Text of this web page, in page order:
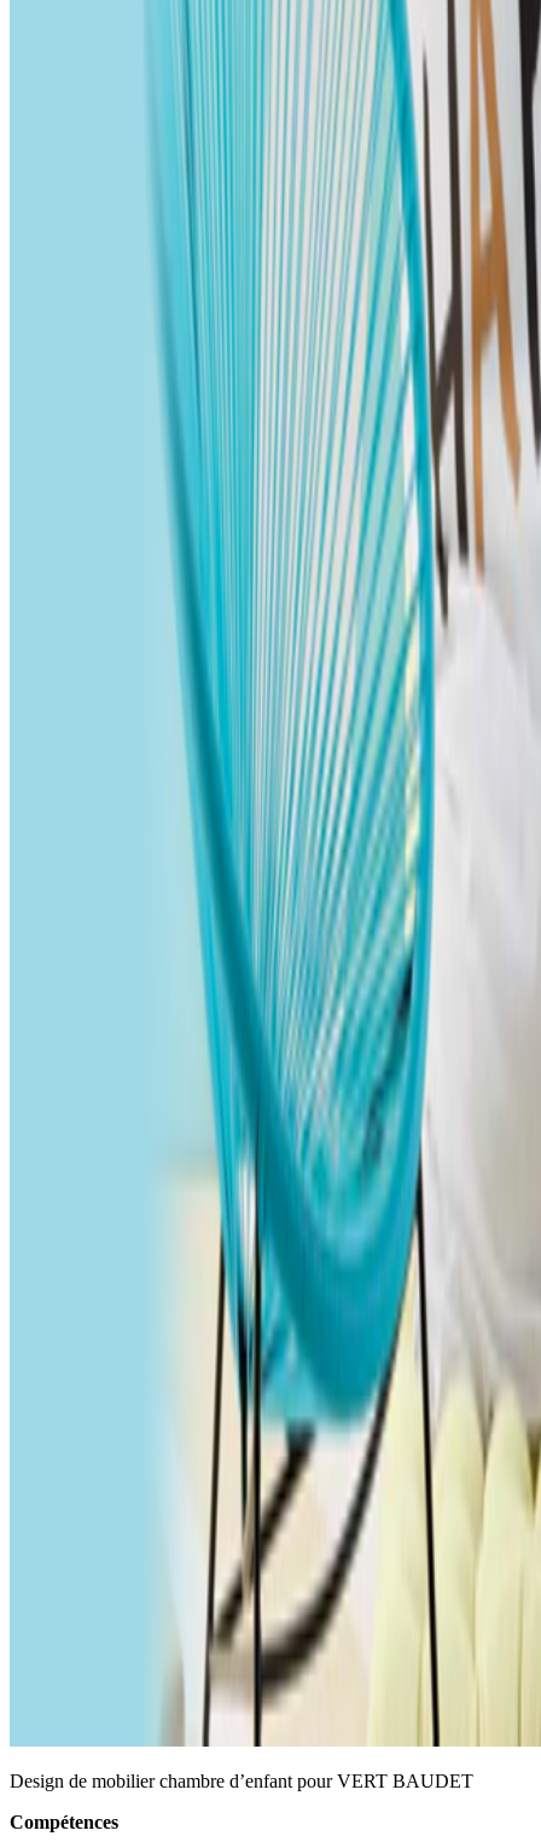
Design de mobilier chambre d’enfant pour VERT BAUDET
Compétences